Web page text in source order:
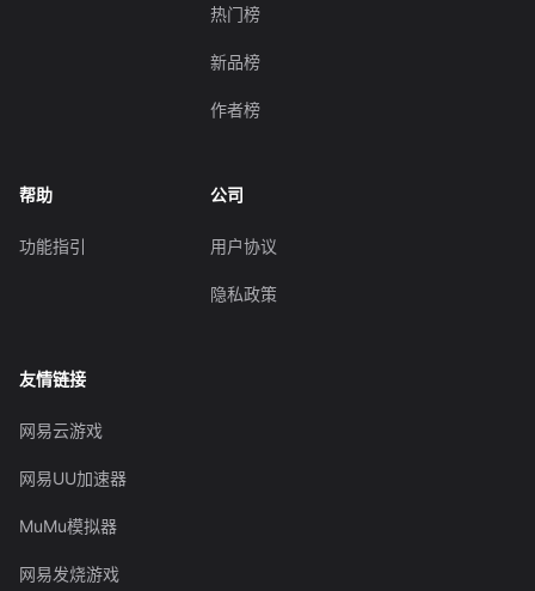
热门榜
新品榜
作者榜
帮助
功能指引
公司
用户协议
隐私政策
友情链接
网易云游戏
网易UU加速器
MuMu模拟器
网易发烧游戏